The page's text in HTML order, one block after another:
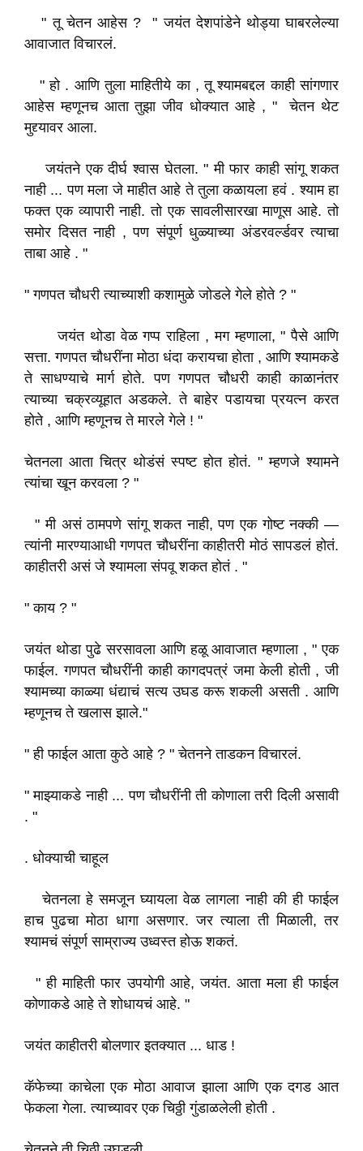
" तू चेतन आहेस ? " जयंत देशपांडेने थोड्या घाबरलेल्या
आवाजात विचारलं.
" हो . आणि तुला माहितीये का , तू श्यामबद्दल काही सांगणार
आहेस म्हणूनच आता तुझा जीव धोक्यात आहे , " चेतन थेट
मुद्द्यावर आला.
जयंतने एक दीर्घ श्वास घेतला. " मी फार काही सांगू शकत
नाही ... पण मला जे माहीत आहे ते तुला कळायला हवं . श्याम हा
फक्त एक व्यापारी नाही. तो एक सावलीसारखा माणूस आहे. तो
समोर दिसत नाही , पण संपूर्ण धुळ्याच्या अंडरवर्ल्डवर त्याचा
ताबा आहे . "
" गणपत चौधरी त्याच्याशी कशामुळे जोडले गेले होते ? "
जयंत थोडा वेळ गप्प राहिला , मग म्हणाला, " पैसे आणि
सत्ता. गणपत चौधरींना मोठा धंदा करायचा होता , आणि श्यामकडे
ते साधण्याचे मार्ग होते. पण गणपत चौधरी काही काळानंतर
त्याच्या चक्रव्यूहात अडकले. ते बाहेर पडायचा प्रयत्न करत
होते , आणि म्हणूनच ते मारले गेले ! "
चेतनला आता चित्र थोडंसं स्पष्ट होत होतं. " म्हणजे श्यामने
त्यांचा खून करवला ? "
" मी असं ठामपणे सांगू शकत नाही, पण एक गोष्ट नक्की —
त्यांनी मारण्याआधी गणपत चौधरींना काहीतरी मोठं सापडलं होतं.
काहीतरी असं जे श्यामला संपवू शकत होतं . "
" काय ? "
जयंत थोडा पुढे सरसावला आणि हळू आवाजात म्हणाला , " एक
फाईल. गणपत चौधरींनी काही कागदपत्रं जमा केली होती , जी
श्यामच्या काळ्या धंद्याचं सत्य उघड करू शकली असती . आणि
म्हणूनच ते खलास झाले."
" ही फाईल आता कुठे आहे ? " चेतनने ताडकन विचारलं.
" माझ्याकडे नाही ... पण चौधरींनी ती कोणाला तरी दिली असावी
. "
. धोक्याची चाहूल
चेतनला हे समजून घ्यायला वेळ लागला नाही की ही फाईल
हाच पुढचा मोठा धागा असणार. जर त्याला ती मिळाली, तर
श्यामचं संपूर्ण साम्राज्य उध्वस्त होऊ शकतं.
" ही माहिती फार उपयोगी आहे, जयंत. आता मला ही फाईल
कोणाकडे आहे ते शोधायचं आहे. "
जयंत काहीतरी बोलणार इतक्यात ... धाड !
कॅफेच्या काचेला एक मोठा आवाज झाला आणि एक दगड आत
फेकला गेला. त्याच्यावर एक चिठ्ठी गुंडाळलेली होती .